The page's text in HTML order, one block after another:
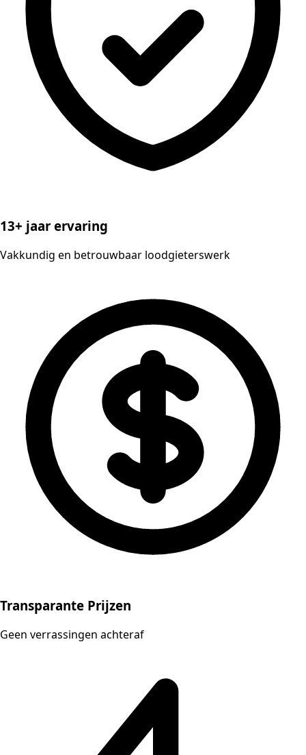
13+ jaar ervaring
Vakkundig en betrouwbaar loodgieterswerk
Transparante Prijzen
Geen verrassingen achteraf